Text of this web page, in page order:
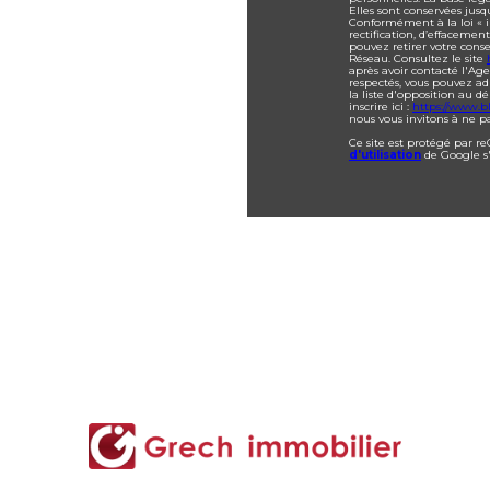
Elles sont conservées
Conformément à la loi «
rectification,
pouvez retirer votre
Réseau. Consultez le site
après avoir contacté
respectés, vous pouvez
la liste d'opposition au
inscrire ici : https://
nous vous invitons à ne
Ce site est protégé par
d'utilisationde Google